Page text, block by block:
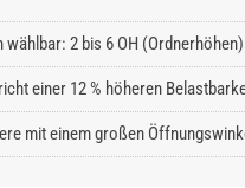
2 bis 6 OH
einer 12 % höheren
mit einem großen